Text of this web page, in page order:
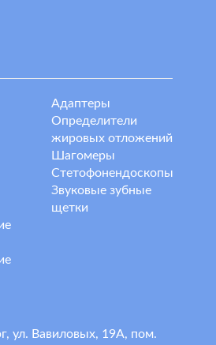
Адаптеры
Определители
жировых отложений
Шагомеры
Стетофонендоскопы
Звуковые зубные
щетки
ул. Вавиловых, 19А, пом.